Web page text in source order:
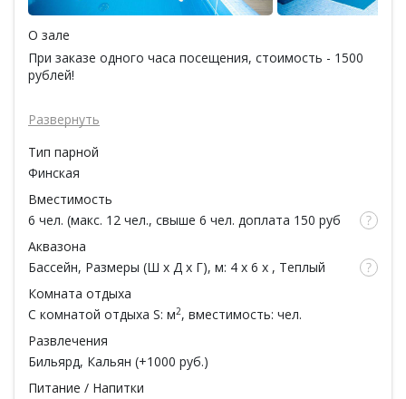
О зале
При заказе одного часа посещения, стоимость - 1500
рублей!
Развернуть
Тип парной
Финская
Вместимость
6 чел. (макс. 12 чел., свыше 6 чел. доплата 150 руб
Аквазона
Бассейн, Размеры (Ш x Д x Г), м: 4 x 6 x , Теплый
Комната отдыха
С комнатой отдыха S: м2, вместимость: чел.
Развлечения
Бильярд, Кальян (+1000 руб.)
Питание / Напитки